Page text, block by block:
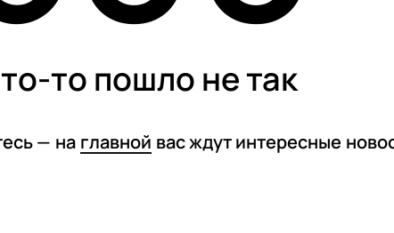
то пошло не так
— на главной вас ждут интересные